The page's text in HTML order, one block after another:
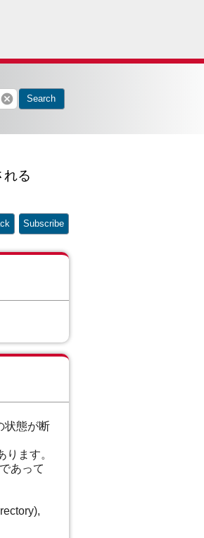
cancel Search
る
Subscribe
状態が断
ます。
あって